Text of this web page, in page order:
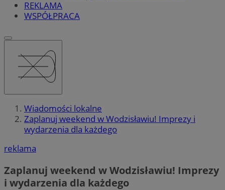
REKLAMA
WSPÓŁPRACA
Wiadomości lokalne
Zaplanuj weekend w Wodzisławiu! Imprezy i
wydarzenia dla każdego
reklama
Zaplanuj weekend w Wodzisławiu! Imprezy
i wydarzenia dla każdego